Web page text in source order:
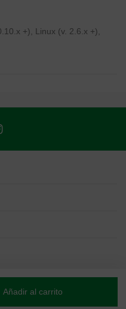
Añadir al carrito
+), Linux (v. 2.6.x +),